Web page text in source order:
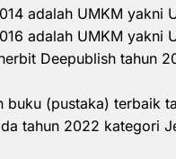
adalah UMKM yakni
adalah UMKM yakni
Deepublish tahun
(pustaka) terbaik
tahun 2022 kategori